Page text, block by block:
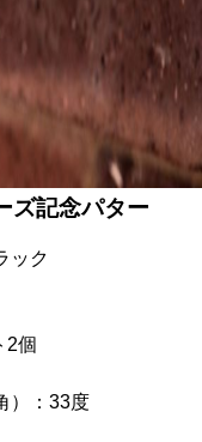
ズ記念パター
ック
2個
）：33度